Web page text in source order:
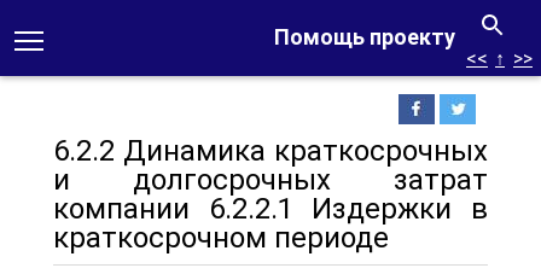
Помощь проекту
<< ↑ >>
6.2.2 Динамика краткосрочных
и долгосрочных затрат
компании 6.2.2.1 Издержки в
краткосрочном периоде